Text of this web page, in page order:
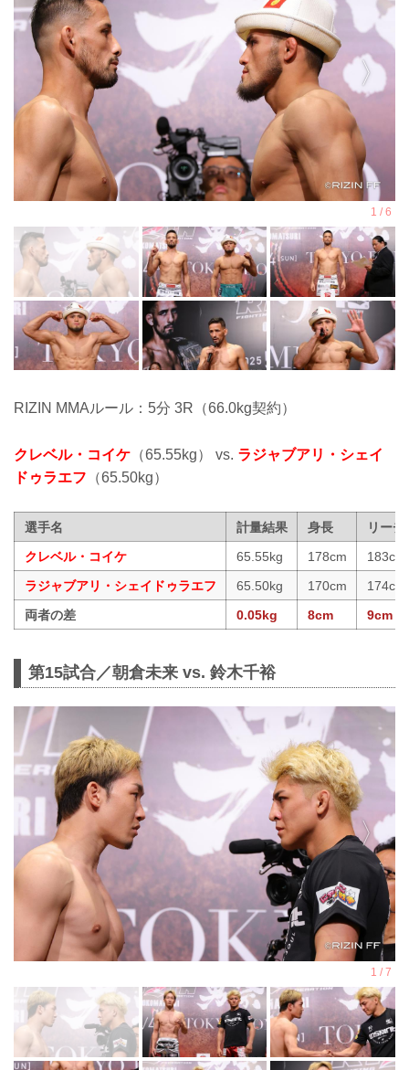
RIZIN MMAルール：5分 3R（66.0kg契約）
クレベル・コイケ （65.55kg） vs. ラジャブアリ・シェイ
ドゥラエフ （65.50kg）
選手名 計量結果 身長
リーチ
クレベル・コイケ
65.55kg 178cm
183cm
ラジャブアリ・シェイドゥラエフ
65.50kg 170cm
174cm
両者の差
0.05kg 8cm 9cm
第15試合／朝倉未来 vs. 鈴木千裕